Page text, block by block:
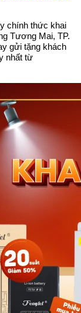
chính thức khai
Tương Mai, TP.
gửi tặng khách
nhất từ